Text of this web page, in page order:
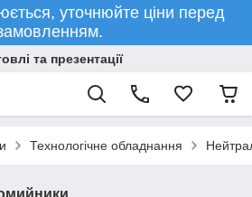
уточнюйте ціни перед
та презентації
Технологічне обладнання